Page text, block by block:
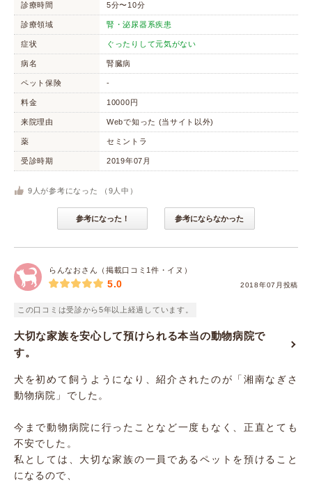
診療時間 5分〜10分
診療領域 腎・泌尿器系疾患
症状 ぐったりして元気がない
病名 腎臓病
ペット保険 -
料金 10000円
来院理由 Webで知った (当サイト以外)
薬 セミントラ
受診時期 2019年07月
9 人が参考になった （ 9 人中）
参考になった！ 参考にならなかった
らんなおさん（掲載口コミ1件・イヌ）
2018年07月投稿
5.0
この口コミは受診から5年以上経過しています。
大切な家族を安心して預けられる本当の動物病院で
す。
犬を初めて飼うようになり、紹介されたのが「湘南なぎさ
動物病院」でした。
今まで動物病院に行ったことなど一度もなく、正直とても
不安でした。
私としては、大切な家族の一員であるペットを預けること
になるので、